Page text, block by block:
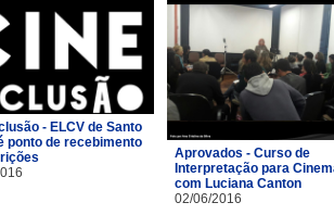
- ELCV de Santo
ponto de recebimento
Aprovados - Curso de
Interpretação para
com Luciana Canton
02/06/2016